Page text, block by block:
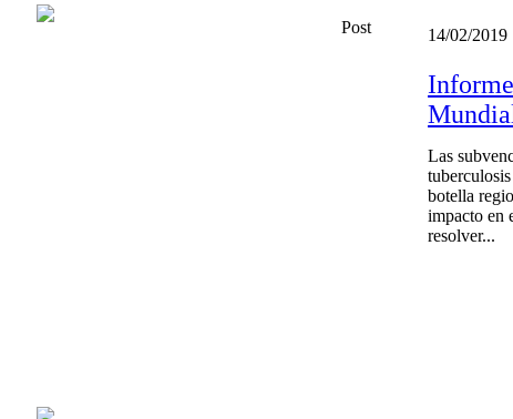
Post 14/02/2019
Las
botella
impacto en
resolver...